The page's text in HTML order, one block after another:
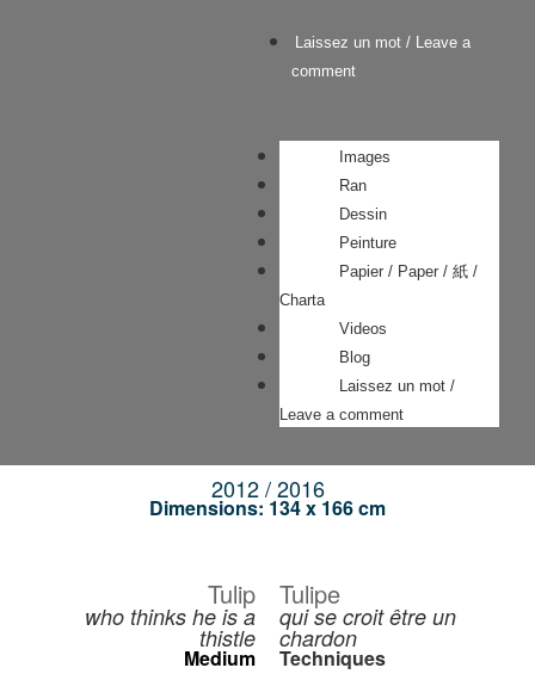
Laissez un mot / Leave a
comment
Images
Ran
Dessin
Peinture
Papier / Paper / 紙 /
Charta
Videos
Blog
Laissez un mot /
Leave a comment
2012 / 2016
Dimensions: 134 x 166 cm
Tulip
who thinks he is a
thistle
Medium
Tulipe
qui se croit être un
chardon
Techniques